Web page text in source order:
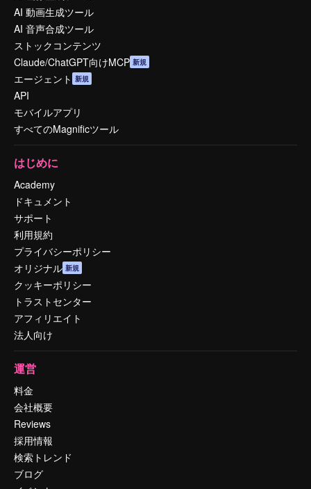
AI 動画生成ツール
AI 音声合成ツール
ストックコンテンツ
Claude/ChatGPT向けMCP 新規
エージェント 新規
API
モバイルアプリ
すべてのMagnificツール
はじめに
Academy
ドキュメント
サポート
利用規約
プライバシーポリシー
オリジナル 新規
クッキーポリシー
トラストセンター
アフィリエイト
法人向け
運営
料金
会社概要
Reviews
採用情報
検索トレンド
ブログ